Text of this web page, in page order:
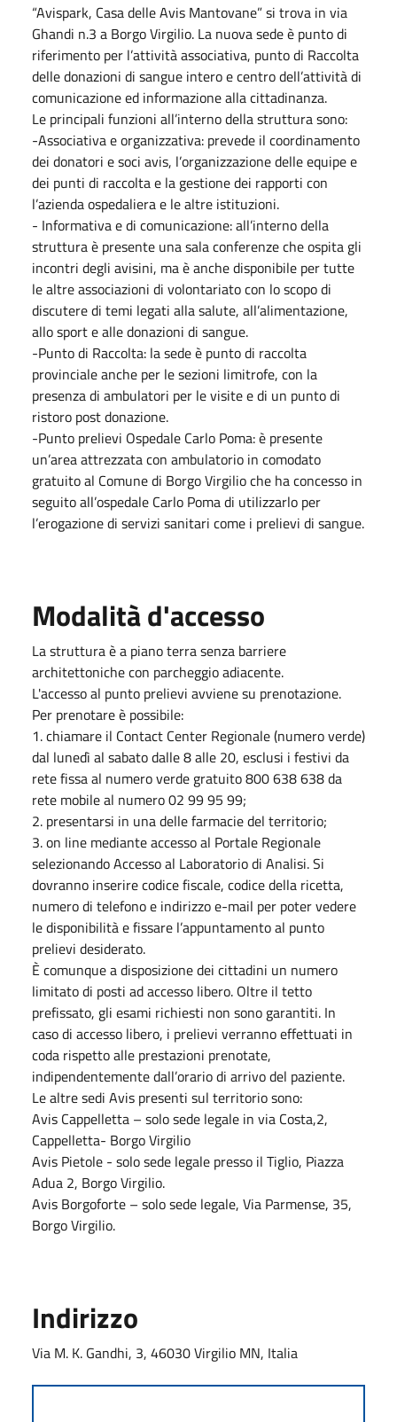
“Avispark, Casa delle Avis Mantovane” si trova in via
Ghandi n.3 a Borgo Virgilio. La nuova sede è punto di
riferimento per l’attività associativa, punto di Raccolta
delle donazioni di sangue intero e centro dell’attività di
comunicazione ed informazione alla cittadinanza.
Le principali funzioni all’interno della struttura sono:
-Associativa e organizzativa: prevede il coordinamento
dei donatori e soci avis, l’organizzazione delle equipe e
dei punti di raccolta e la gestione dei rapporti con
l’azienda ospedaliera e le altre istituzioni.
- Informativa e di comunicazione: all’interno della
struttura è presente una sala conferenze che ospita gli
incontri degli avisini, ma è anche disponibile per tutte
le altre associazioni di volontariato con lo scopo di
discutere di temi legati alla salute, all’alimentazione,
allo sport e alle donazioni di sangue.
-Punto di Raccolta: la sede è punto di raccolta
provinciale anche per le sezioni limitrofe, con la
presenza di ambulatori per le visite e di un punto di
ristoro post donazione.
-Punto prelievi Ospedale Carlo Poma: è presente
un’area attrezzata con ambulatorio in comodato
gratuito al Comune di Borgo Virgilio che ha concesso in
seguito all’ospedale Carlo Poma di utilizzarlo per
l’erogazione di servizi sanitari come i prelievi di sangue.
Modalità d'accesso
La struttura è a piano terra senza barriere
architettoniche con parcheggio adiacente.
L'accesso al punto prelievi avviene su prenotazione.
Per prenotare è possibile:
1. chiamare il Contact Center Regionale (numero verde)
dal lunedì al sabato dalle 8 alle 20, esclusi i festivi da
rete fissa al numero verde gratuito 800 638 638 da
rete mobile al numero 02 99 95 99;
2. presentarsi in una delle farmacie del territorio;
3. on line mediante accesso al Portale Regionale
selezionando Accesso al Laboratorio di Analisi. Si
dovranno inserire codice fiscale, codice della ricetta,
numero di telefono e indirizzo e-mail per poter vedere
le disponibilità e fissare l’appuntamento al punto
prelievi desiderato.
È comunque a disposizione dei cittadini un numero
limitato di posti ad accesso libero. Oltre il tetto
prefissato, gli esami richiesti non sono garantiti. In
caso di accesso libero, i prelievi verranno effettuati in
coda rispetto alle prestazioni prenotate,
indipendentemente dall’orario di arrivo del paziente.
Le altre sedi Avis presenti sul territorio sono:
Avis Cappelletta – solo sede legale in via Costa,2,
Cappelletta- Borgo Virgilio
Avis Pietole - solo sede legale presso il Tiglio, Piazza
Adua 2, Borgo Virgilio.
Avis Borgoforte – solo sede legale, Via Parmense, 35,
Borgo Virgilio.
Indirizzo
Via M. K. Gandhi, 3, 46030 Virgilio MN, Italia